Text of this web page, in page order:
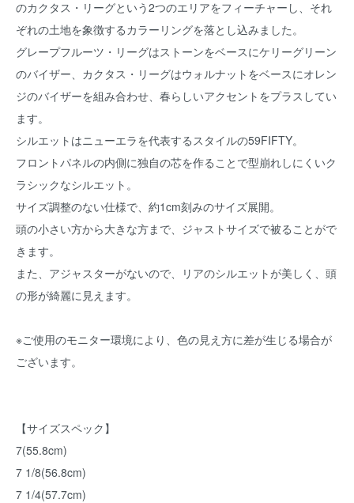
のカクタス・リーグという2つのエリアをフィーチャーし、それ
ぞれの土地を象徴するカラーリングを落とし込みました。
グレープフルーツ・リーグはストーンをベースにケリーグリーン
のバイザー、カクタス・リーグはウォルナットをベースにオレン
ジのバイザーを組み合わせ、春らしいアクセントをプラスしてい
ます。
シルエットはニューエラを代表するスタイルの59FIFTY。
フロントパネルの内側に独自の芯を作ることで型崩れしにくいク
ラシックなシルエット。
サイズ調整のない仕様で、約1cm刻みのサイズ展開。
頭の小さい方から大きな方まで、ジャストサイズで被ることがで
きます。
また、アジャスターがないので、リアのシルエットが美しく、頭
の形が綺麗に見えます。
※ご使用のモニター環境により、色の見え方に差が生じる場合が
ございます。
【サイズスペック】
7(55.8cm)
7 1/8(56.8cm)
7 1/4(57.7cm)